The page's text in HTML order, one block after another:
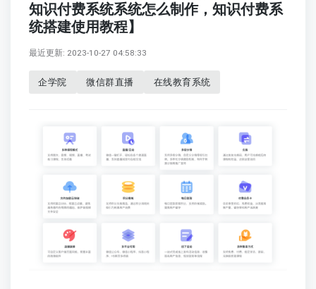
知识付费系统系统怎么制作，知识付费系
统搭建使用教程】
最近更新: 2023-10-27 04:58:33
企学院 微信群直播 在线教育系统